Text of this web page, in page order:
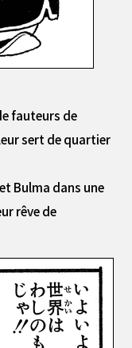
fauteurs de
sert de quartier
Bulma dans une
rêve de